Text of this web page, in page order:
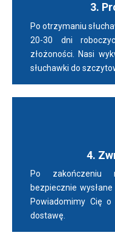
3.
Po otrzymaniu
20-30 dni
złożoności. Nasi
słuchawki do
4.
Po zakończeniu
bezpiecznie
Powiadomimy Cię
dostawę.